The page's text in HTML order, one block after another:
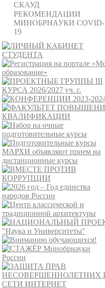
СКАУД
РЕКОМЕНДАЦИИ
МИНОБРНАУКИ COVID-
19